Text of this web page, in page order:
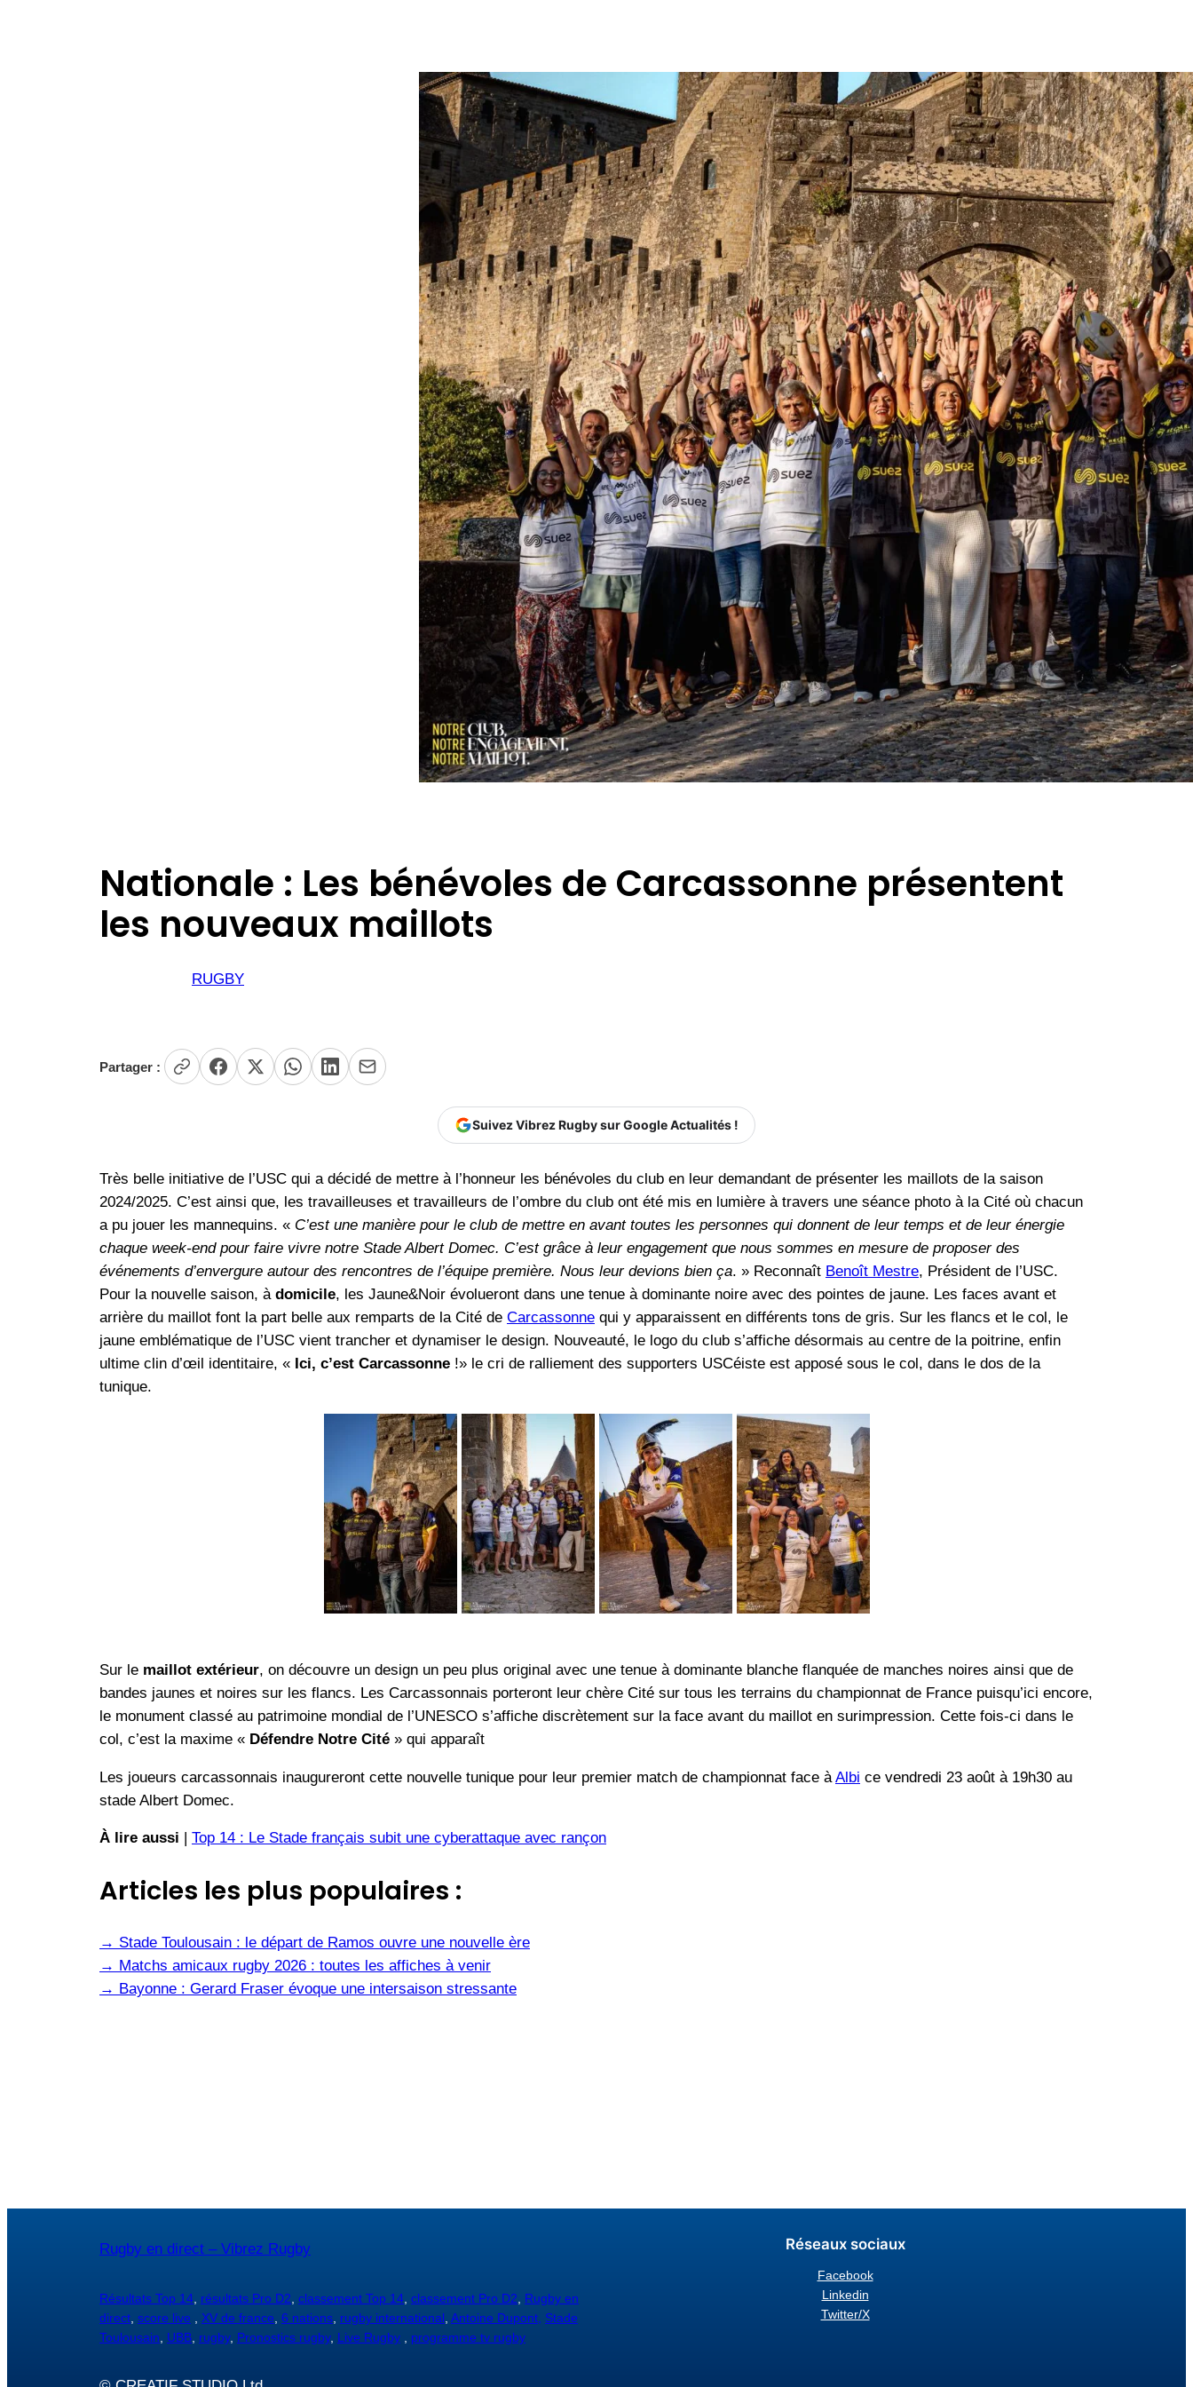
Nationale : Les bénévoles de Carcassonne présentent
les nouveaux maillots
RUGBY
Partager :
Suivez Vibrez Rugby sur Google Actualités !
Très belle initiative de l’USC qui a décidé de mettre à l’honneur les bénévoles du club en leur demandant de présenter les maillots de la saison
2024/2025. C’est ainsi que, les travailleuses et travailleurs de l’ombre du club ont été mis en lumière à travers une séance photo à la Cité où chacun
a pu jouer les mannequins. « C’est une manière pour le club de mettre en avant toutes les personnes qui donnent de leur temps et de leur énergie
chaque week-end pour faire vivre notre Stade Albert Domec. C’est grâce à leur engagement que nous sommes en mesure de proposer des
événements d’envergure autour des rencontres de l’équipe première. Nous leur devions bien ça. » Reconnaît Benoît Mestre, Président de l’USC.
Pour la nouvelle saison, à domicile, les Jaune&Noir évolueront dans une tenue à dominante noire avec des pointes de jaune. Les faces avant et
arrière du maillot font la part belle aux remparts de la Cité de Carcassonne qui y apparaissent en différents tons de gris. Sur les flancs et le col, le
jaune emblématique de l’USC vient trancher et dynamiser le design. Nouveauté, le logo du club s’affiche désormais au centre de la poitrine, enfin
ultime clin d’œil identitaire, « Ici, c’est Carcassonne !» le cri de ralliement des supporters USCéiste est apposé sous le col, dans le dos de la
tunique.
Sur le maillot extérieur, on découvre un design un peu plus original avec une tenue à dominante blanche flanquée de manches noires ainsi que de
bandes jaunes et noires sur les flancs. Les Carcassonnais porteront leur chère Cité sur tous les terrains du championnat de France puisqu’ici encore,
le monument classé au patrimoine mondial de l’UNESCO s’affiche discrètement sur la face avant du maillot en surimpression. Cette fois-ci dans le
col, c’est la maxime « Défendre Notre Cité » qui apparaît
Les joueurs carcassonnais inaugureront cette nouvelle tunique pour leur premier match de championnat face à Albi ce vendredi 23 août à 19h30 au
stade Albert Domec.
À lire aussi Top 14 : Le Stade français subit une cyberattaque avec rançon
Articles les plus populaires :
→ Stade Toulousain : le départ de Ramos ouvre une nouvelle ère
→ Matchs amicaux rugby 2026 : toutes les affiches à venir
→ Bayonne : Gerard Fraser évoque une intersaison stressante
Rugby en direct – Vibrez Rugby
Résultats Top 14 résultats Pro D2 classement Top 14 classement Pro D2
Rugby en
direct score live XV de france 6 nations rugby international Antoine Dupont, Stade
Toulousain
UBB rugby, Pronostics rugby, Live Rugby programme tv rugby
Réseaux sociaux
Facebook
Linkedin
Twitter/X